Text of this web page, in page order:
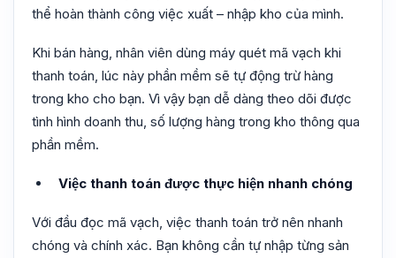
thể hoàn thành công việc xuất – nhập kho của mình.
Khi bán hàng, nhân viên dùng máy quét mã vạch khi
thanh toán, lúc này phần mềm sẽ tự động trừ hàng
trong kho cho bạn. Vì vậy bạn dễ dàng theo dõi được
tình hình doanh thu, số lượng hàng trong kho thông qua
phần mềm.
Việc thanh toán được thực hiện nhanh chóng
Với đầu đọc mã vạch, việc thanh toán trở nên nhanh
chóng và chính xác. Bạn không cần tự nhập từng sản